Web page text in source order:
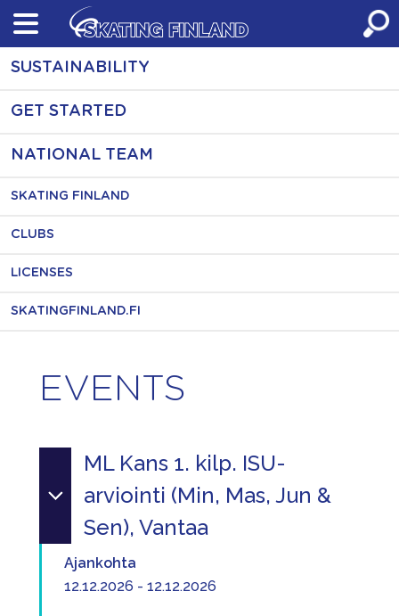
Skip
content
SUSTAINABILITY
GET STARTED
NATIONAL TEAM
SKATING FINLAND
CLUBS
LICENSES
SKATINGFINLAND.FI
EVENTS
ML Kans 1. kilp. ISU-
arviointi (Min, Mas, Jun &
Sen), Vantaa
Ajankohta
12.12.2026 - 12.12.2026